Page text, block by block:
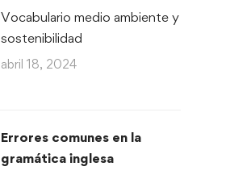
Vocabulario medio ambiente y
sostenibilidad
abril 18, 2024
Errores comunes en la
gramática inglesa